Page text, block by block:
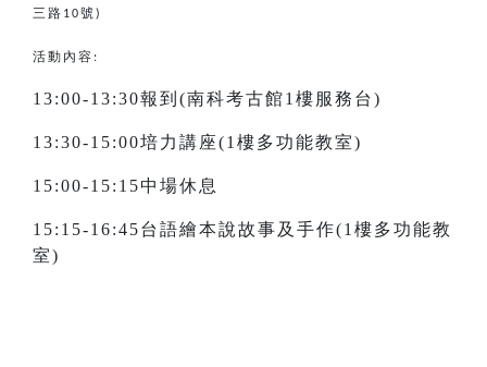
三路 10號 )
活動內容:
13:00-13:30報到(南科考古館1樓服務台)
13:30-15:00培力講座(1樓多功能教室)
15:00-15:15中場休息
15:15-16:45台語繪本說故事及手作(1樓多功能教
室)